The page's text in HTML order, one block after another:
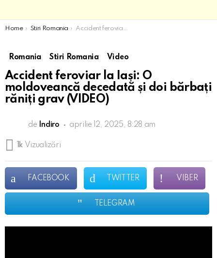
You are here:
Home Stiri Romania Accident feroviar la Iași: O moldoveancă decedată și doi bărbați răniți grav​ (VIDEO)
Romania Stiri Romania Video
Accident feroviar la Iași: O
moldoveancă decedată și doi bărbați
răniți grav​ (VIDEO)
de Indiro aprilie 12, 2025, 8:28 am
1k Vizualizări
FACEBOOK TWITTER VIBER
TELEGRAM